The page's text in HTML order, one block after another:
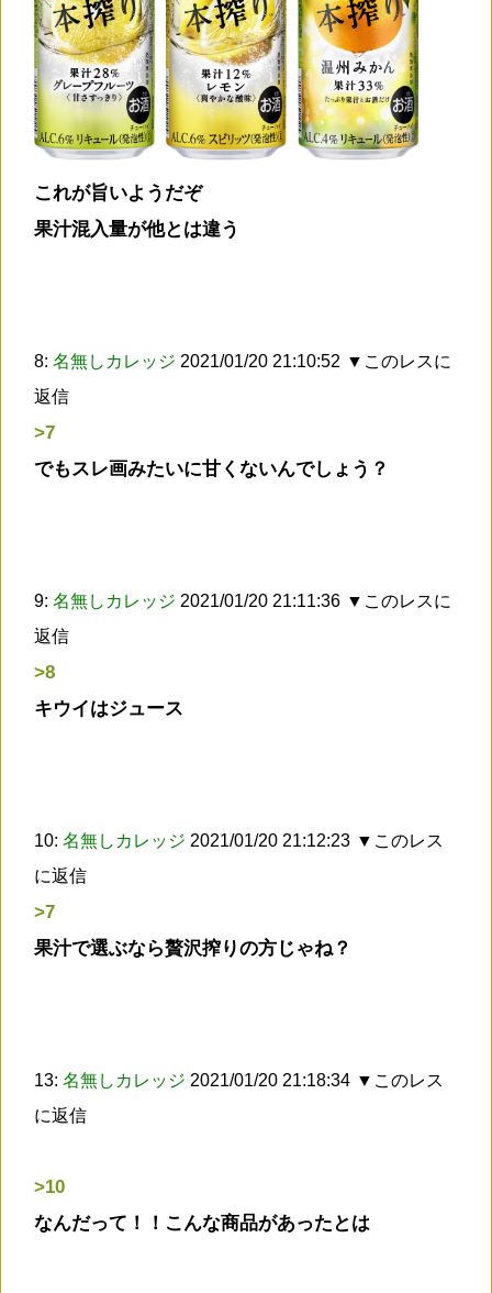
これが旨いようだぞ
果汁混入量が他とは違う
8: 名無しカレッジ 2021/01/20 21:10:52 ▼このレスに
返信
>7
でもスレ画みたいに甘くないんでしょう？
9: 名無しカレッジ 2021/01/20 21:11:36 ▼このレスに
返信
>8
キウイはジュース
10: 名無しカレッジ 2021/01/20 21:12:23 ▼このレス
に返信
>7
果汁で選ぶなら贅沢搾りの方じゃね？
13: 名無しカレッジ 2021/01/20 21:18:34 ▼このレス
に返信
>10
なんだって！！こんな商品があったとは